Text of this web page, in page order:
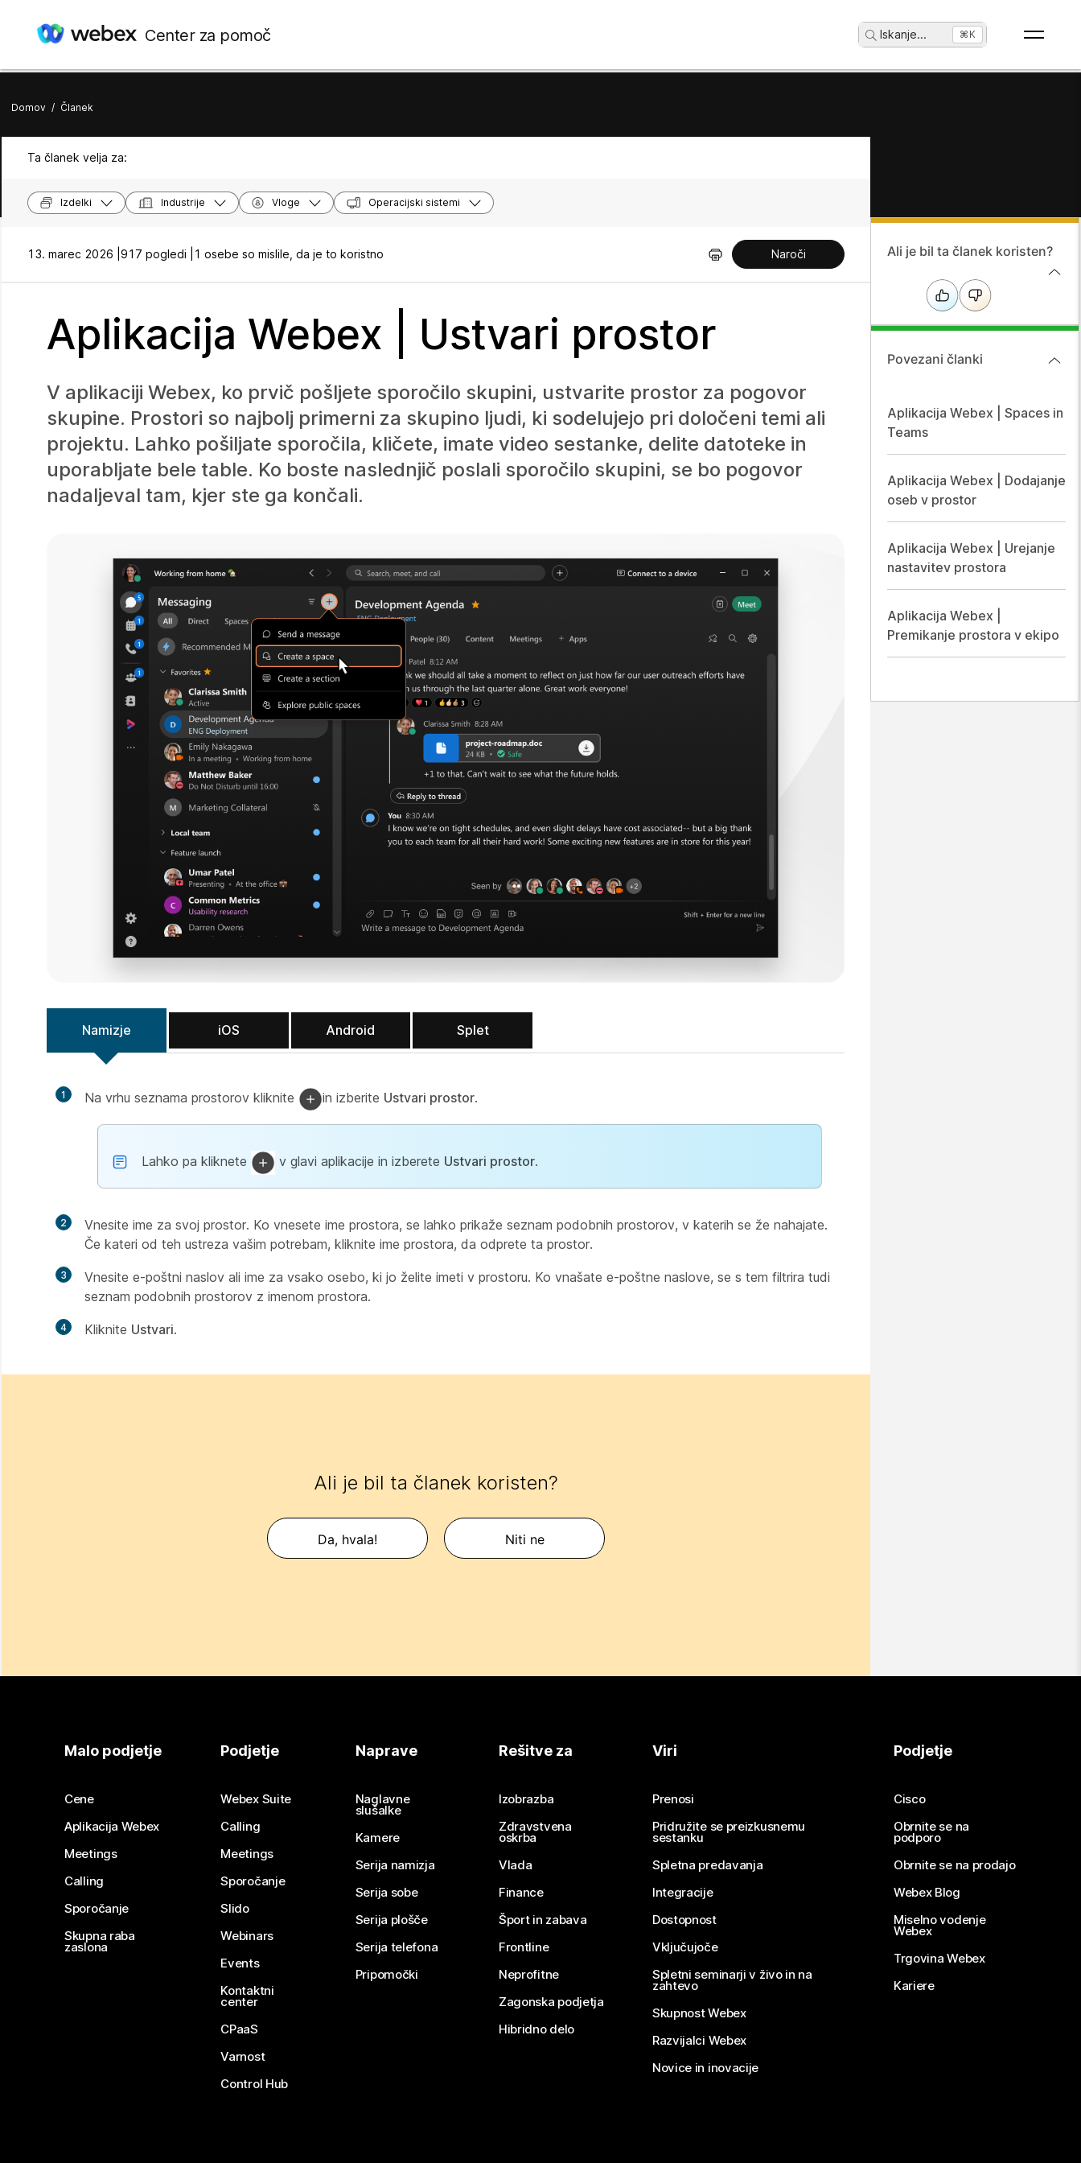
Center za pomoč Iskanje... ⌘K
Domov / Članek
Ta članek velja za:
Izdelki Industrije Vloge Operacijski sistemi
13. marec 2026 | 917 pogledi | 1 osebe so mislile, da je to koristno Naroči
Aplikacija Webex | Ustvari prostor
V aplikaciji Webex, ko prvič pošljete sporočilo skupini, ustvarite prostor za pogovor
skupine. Prostori so najbolj primerni za skupino ljudi, ki sodelujejo pri določeni temi ali
projektu. Lahko pošiljate sporočila, kličete, imate video sestanke, delite datoteke in
uporabljate bele table. Ko boste naslednjič poslali sporočilo skupini, se bo pogovor
nadaljeval tam, kjer ste ga končali.
Namizje iOS Android Splet
1 Na vrhu seznama prostorov kliknite in izberite Ustvari prostor.
Lahko pa kliknete v glavi aplikacije in izberete Ustvari prostor.
2
Vnesite ime za svoj prostor. Ko vnesete ime prostora, se lahko prikaže seznam podobnih prostorov, v katerih se že nahajate.
Če kateri od teh ustreza vašim potrebam, kliknite ime prostora, da odprete ta prostor.
3
Vnesite e-poštni naslov ali ime za vsako osebo, ki jo želite imeti v prostoru. Ko vnašate e-poštne naslove, se s tem filtrira tudi
seznam podobnih prostorov z imenom prostora.
4 Kliknite Ustvari.
Ali je bil ta članek koristen?
Da, hvala! Niti ne
Ali je bil ta članek koristen?
Povezani članki
Aplikacija Webex | Spaces in
Teams
Aplikacija Webex | Dodajanje
oseb v prostor
Aplikacija Webex | Urejanje
nastavitev prostora
Aplikacija Webex |
Premikanje prostora v ekipo
Malo podjetje
Cene
Aplikacija Webex
Meetings
Calling
Sporočanje
Skupna raba
zaslona
Podjetje
Webex Suite
Calling
Meetings
Sporočanje
Slido
Webinars
Events
Kontaktni
center
CPaaS
Varnost
Control Hub
Naprave
Naglavne
slušalke
Kamere
Serija namizja
Serija sobe
Serija plošče
Serija telefona
Pripomočki
Rešitve za
Izobrazba
Zdravstvena
oskrba
Vlada
Finance
Šport in zabava
Frontline
Neprofitne
Zagonska podjetja
Hibridno delo
Viri
Prenosi
Pridružite se preizkusnemu
sestanku
Spletna predavanja
Integracije
Dostopnost
Vključujoče
Spletni seminarji v živo in na
zahtevo
Skupnost Webex
Razvijalci Webex
Novice in inovacije
Podjetje
Cisco
Obrnite se na
podporo
Obrnite se na prodajo
Webex Blog
Miselno vodenje
Webex
Trgovina Webex
Kariere